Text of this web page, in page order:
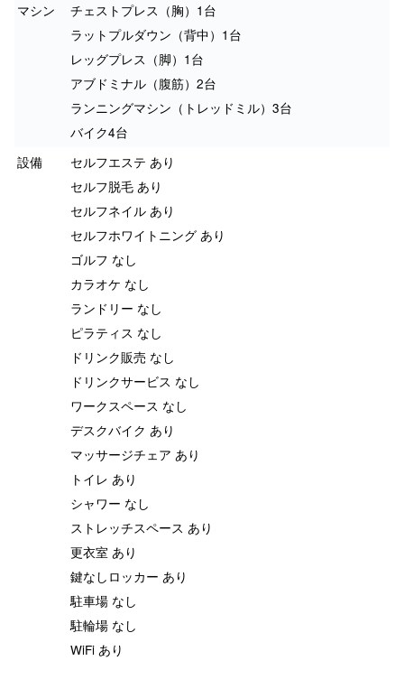
マシン
チェストプレス（胸）1台
ラットプルダウン（背中）1台
レッグプレス（脚）1台
アブドミナル（腹筋）2台
ランニングマシン（トレッドミル）3台
バイク4台
設備
セルフエステ あり
セルフ脱毛 あり
セルフネイル あり
セルフホワイトニング あり
ゴルフ なし
カラオケ なし
ランドリー なし
ピラティス なし
ドリンク販売 なし
ドリンクサービス なし
ワークスペース なし
デスクバイク あり
マッサージチェア あり
トイレ あり
シャワー なし
ストレッチスペース あり
更衣室 あり
鍵なしロッカー あり
駐車場 なし
駐輪場 なし
WiFi あり